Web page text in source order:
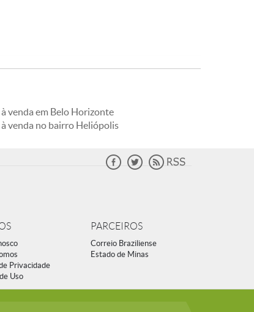
venda em Belo Horizonte
venda no bairro Heliópolis
Privacidade
Uso
PARCEIROS
Correio Braziliense
Estado de Minas